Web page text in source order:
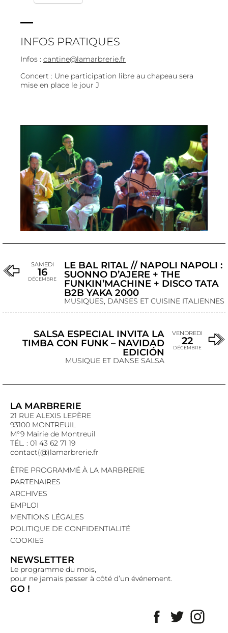
INFOS PRATIQUES
Infos : cantine@lamarbrerie.fr
Concert : Une participation libre au chapeau sera
mise en place le jour J
SAMEDI
16
DÉCEMBRE
LE BAL RITAL // NAPOLI NAPOLI :
SUONNO D’AJERE + THE
FUNKIN’MACHINE + DISCO TATA
B2B YAKA 2000
MUSIQUES, DANSES ET CUISINE ITALIENNES
SALSA ESPECIAL INVITA LA
TIMBA CON FUNK – NAVIDAD
EDICIÓN
MUSIQUE ET DANSE SALSA
VENDREDI
22
DÉCEMBRE
LA MARBRERIE
21 RUE ALEXIS LEPÈRE
93100 MONTREUIL
M°9 Mairie de Montreuil
TÉL. : 01 43 62 71 19
contact(@)lamarbrerie.fr
ÊTRE PROGRAMMÉ À LA MARBRERIE
PARTENAIRES
ARCHIVES
EMPLOI
MENTIONS LÉGALES
POLITIQUE DE CONFIDENTIALITÉ
COOKIES
NEWSLETTER
Le programme du mois,
pour ne jamais passer à côté d’un événement.
GO !
Facebook
Twitter